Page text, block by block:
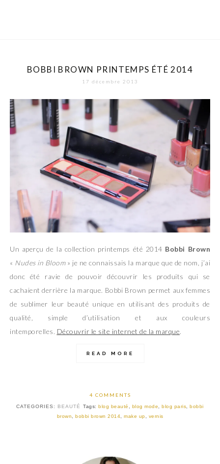
BOBBI BROWN PRINTEMPS ÉTÉ 2014
17 décembre 2013
Un aperçu de la collection printemps été 2014 Bobbi Brown
« Nudes in Bloom» je ne connaissais la marque que de nom, j’ai
donc été ravie de pouvoir découvrir les produits qui se
cachaient derrière la marque. Bobbi Brown permet aux femmes
de sublimer leur beauté unique en utilisant des produits de
qualité, simple d’utilisation et aux couleurs
intemporelles. Découvrir le site internet de la marque.
READ MORE
4 COMMENTS
CATEGORIES: BEAUTÉ Tags:blog beauté blog mode ,blog paris ,bobbi
brown
bobbi brown 2014 make up vernis